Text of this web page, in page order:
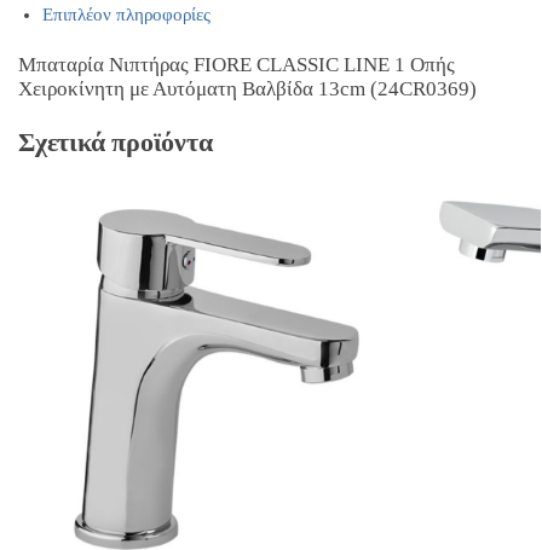
Επιπλέον πληροφορίες
Μπαταρία Νιπτήρας FIORE CLASSIC LINE 1 Οπής
Χειροκίνητη με Αυτόματη Βαλβίδα 13cm (24CR0369)
Σχετικά προϊόντα